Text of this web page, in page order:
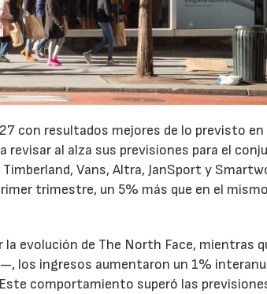
con resultados mejores de lo previsto
revisar al alza sus previsiones para el
Vans, Altra, JanSport y
trimestre, un 5% más que en el
evolución de The North Face, mientras
los ingresos aumentaron un 1%
comportamiento superó las